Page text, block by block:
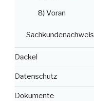
8) Voran
Sachkundenachweis
Dackel
Datenschutz
Dokumente